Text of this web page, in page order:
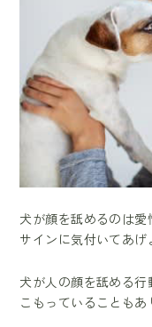
犬が顔を舐めるのは
サインに気付いてあ
犬が人の顔を舐める
こもっていることもあ